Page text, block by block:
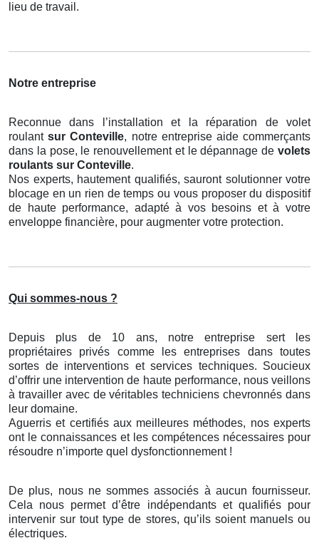
lieu de travail.
Notre entreprise
Reconnue dans l’installation et la réparation de volet
roulantsur Conteville, notre entreprise aide commerçants
dans la pose, le renouvellement et le dépannage de volets
roulants sur Conteville.
Nos experts, hautement qualifiés, sauront solutionner votre
blocage en un rien de temps ou vous proposer du dispositif
de haute performance, adapté à vos besoins et à votre
enveloppe financière, pour augmenter votre protection.
Qui sommes-nous ?
Depuis plus de 10 ans, notre entreprise sert les
propriétaires privés comme les entreprises dans toutes
sortes de interventions et services techniques. Soucieux
d’offrir une intervention de haute performance, nous veillons
à travailler avec de véritables techniciens chevronnés dans
leur domaine.
Aguerris et certifiés aux meilleures méthodes, nos experts
ont le connaissances et les compétences nécessaires pour
résoudre n’importe quel dysfonctionnement !
De plus, nous ne sommes associés à aucun fournisseur.
Cela nous permet d’être indépendants et qualifiés pour
intervenir sur tout type de stores, qu’ils soient manuels ou
électriques.